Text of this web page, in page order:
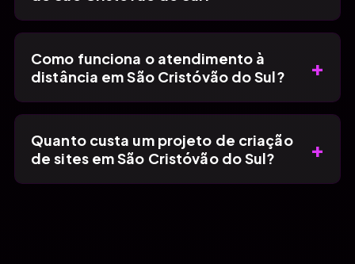
Como funciona o atendimento à
distância em São Cristóvão do Sul?
+
Quanto custa um projeto de criação
de sites em São Cristóvão do Sul?
+